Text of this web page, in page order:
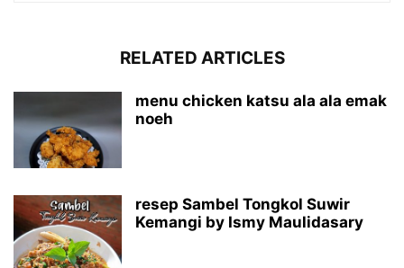
RELATED ARTICLES
menu chicken katsu ala ala emak
noeh
resep Sambel Tongkol Suwir
Kemangi by Ismy Maulidasary